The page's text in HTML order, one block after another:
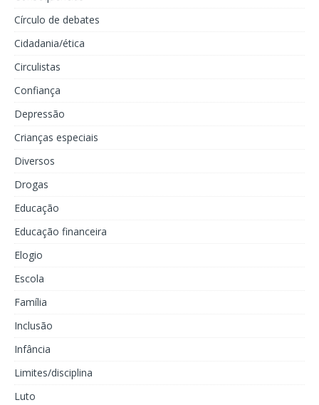
Círculo de debates
Cidadania/ética
Circulistas
Confiança
Depressão
Crianças especiais
Diversos
Drogas
Educação
Educação financeira
Elogio
Escola
Família
Inclusão
Infância
Limites/disciplina
Luto